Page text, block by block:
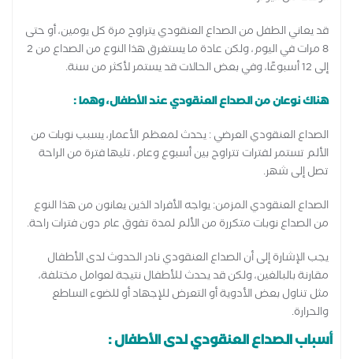
قد يعاني الطفل من الصداع العنقودي يتراوح مرة كل يومين، أو حتى
8 مرات في اليوم، ولكن عادة ما يستغرق هذا النوع من الصداع من 2
إلى 12 أسبوعًا، وفي بعض الحالات قد يستمر لأكثر من سنة.
هناك نوعان من الصداع العنقودي عند الأطفال، وهما :
الصداع العنقودي العرضي : يحدث لمعظم الأعمار، يسبب نوبات من
الألم تستمر لفترات تتراوح بين أسبوع وعام، تليها فترة من الراحة
تصل إلى شهر.
الصداع العنقودي المزمن: يواجه الأفراد الذين يعانون من هذا النوع
من الصداع نوبات متكررة من الألم لمدة تفوق عام دون فترات راحة.
يجب الإشارة إلى أن الصداع العنقودي نادر الحدوث لدى الأطفال
مقارنة بالبالغين، ولكن قد يحدث للأطفال نتيجة لعوامل مختلفة،
مثل تناول بعض الأدوية أو التعرض للإجهاد أو للضوء الساطع
والحرارة.
أسباب الصداع العنقودي لدى الأطفال :